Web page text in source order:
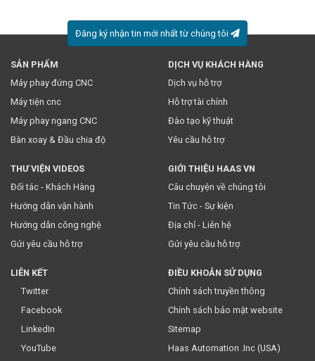
Đăng ký nhận tin mới nhất từ chúng tôi
* Việc này đồng nghĩa với việc bạn chấp nhậnchính sách
của chúng tôi.
SẢN PHẨM
Máy phay đứng CNC
Máy tiện cnc
Máy phay ngang CNC
Bàn xoay & Đầu chia độ
DỊCH VỤ KHÁCH HÀNG
Dịch vụ hỗ trợ
Hỗ trợ tài chính
Đào tạo kỹ thuật
Yêu cầu hỗ trợ
THƯ VIỆN VIDEOS
Đối tác - Khách Hàng
Hướng dẫn vận hành
Hướng dẫn công nghệ
Gửi yêu cầu hỗ trợ
GIỚI THIỆU HAAS VN
Câu chuyện về chúng tôi
Tin Tức - Sự kiện
Địa chỉ - Liên hệ
Gửi yêu cầu hỗ trợ
LIÊN KẾT
Twitter
Facebook
LinkedIn
YouTube
ĐIỀU KHOẢN SỬ DỤNG
Chính sách truyền thông
Chính sách bảo mật website
Sitemap
Haas Automation .Inc (USA)